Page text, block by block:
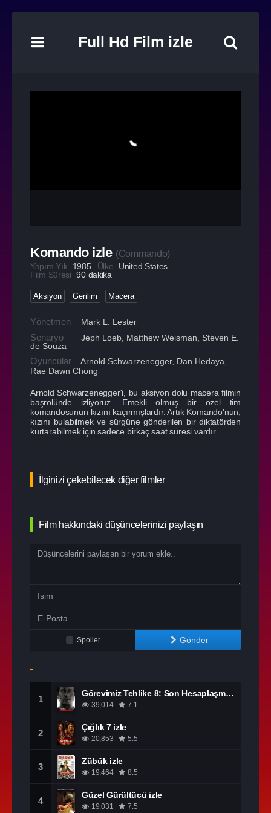
Full Hd Film izle
Komando izle (Commando)
Yapım Yılı 1985 Ülke
United States
Film Süresi 90 dakika
Aksiyon Gerilim Macera
Yönetmen Mark L. Lester
Senaryo
Jeph Loeb, Matthew Weisman, Steven E.
de Souza
Oyuncular Arnold Schwarzenegger, Dan Hedaya
Rae Dawn Chong
Arnold Schwarzenegger'i, bu aksiyon dolu macera filmin
başrolünde izliyoruz. Emekli olmuş bir özel tim
komandosunun kızını kaçırmışlardır. Artık Komando'nun,
kızını bulabilmek ve sürgüne gönderilen bir diktatörden
kurtarabilmek için sadece birkaç saat süresi vardır.
İlginizi çekebilecek diğer filmler
Film hakkındaki düşüncelerinizi paylaşın
Spoiler Gönder
1
Görevimiz Tehlike 8: Son Hesaplaşma izle
39,014 7.1
2
Çığlık 7 izle
20,853 5.5
3
Zübük izle
19,464 8.5
4
Güzel Gürültücü izle
19,031 7.5